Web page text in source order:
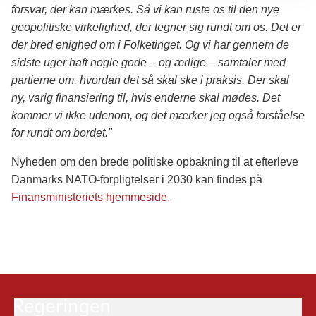
forsvar, der kan mærkes. Så vi kan ruste os til den nye
geopolitiske virkelighed, der tegner sig rundt om os. Det er
der bred enighed om i Folketinget. Og vi har gennem de
sidste uger haft nogle gode – og ærlige – samtaler med
partierne om, hvordan det så skal ske i praksis. Der skal
ny, varig finansiering til, hvis enderne skal mødes. Det
kommer vi ikke udenom, og det mærker jeg også forståelse
for rundt om bordet."
Nyheden om den brede politiske opbakning til at efterleve
Danmarks NATO-forpligtelser i 2030 kan findes på
Finansministeriets hjemmeside.